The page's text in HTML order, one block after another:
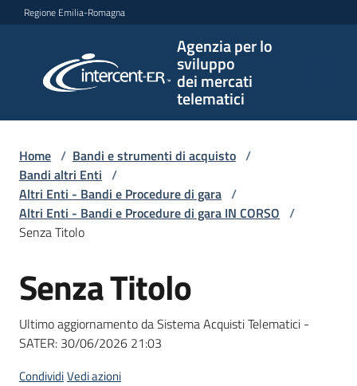
Vai al contenuto
Vai alla navigazione
Vai al footer
Regione Emilia-Romagna
Agenzia per lo
sviluppo
dei mercati
telematici
per lo
sviluppo
telematici
L'Agenzia
Bandi
strumenti
di
acquisto
Home / Bandi e strumenti di acquisto /
Bandi altri Enti /
Altri Enti - Bandi e Procedure di gara /
Altri Enti - Bandi e Procedure di gara IN CORSO /
Senza Titolo
Salta al contenuto
Senza Titolo
Ultimo aggiornamento da Sistema Acquisti Telematici -
SATER: 30/06/2026 21:03
CondividiVedi azioni